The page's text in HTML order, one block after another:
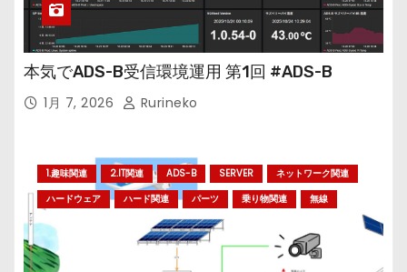
本気でADS-B受信環境運用 第1回 #ADS-B
1月 7, 2026 Rurineko
1.趣味関連 2.IT関連 ADS-B SERVER
ネットワーク関連
ハードウェア
ハード関連 パーツ 乗り物関連 無線